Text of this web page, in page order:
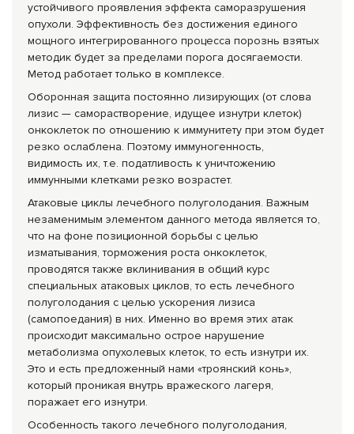
устойчивого проявления эффекта саморазрушения
опухоли. Эффективность без достижения единого
мощного интегрированного процесса порознь взятых
методик будет за пределами порога досягаемости.
Метод работает только в комплексе.
Оборонная защита постоянно лизирующих (от слова
лизис — саморастворение, идущее изнутри клеток)
онкоклеток по отношению к иммунитету при этом будет
резко ослаблена. Поэтому иммуногенность,
видимость их, т.е. податливость к уничтожению
иммунными клетками резко возрастет.
Атаковые циклы лечебного полуголодания. Важным
незаменимым элементом данного метода является то,
что на фоне позиционной борьбы с целью
изматывания, торможения роста онкоклеток,
проводятся также вклинивания в общий курс
специальных атаковых циклов, то есть лечебного
полуголодания с целью ускорения лизиса
(самопоедания) в них. Именно во время этих атак
происходит максимально острое нарушение
метаболизма опухолевых клеток, то есть изнутри их.
Это и есть предложенный нами «троянский конь»,
который проникая внутрь вражеского лагеря,
поражает его изнутри.
Особенность такого лечебного полуголодания,